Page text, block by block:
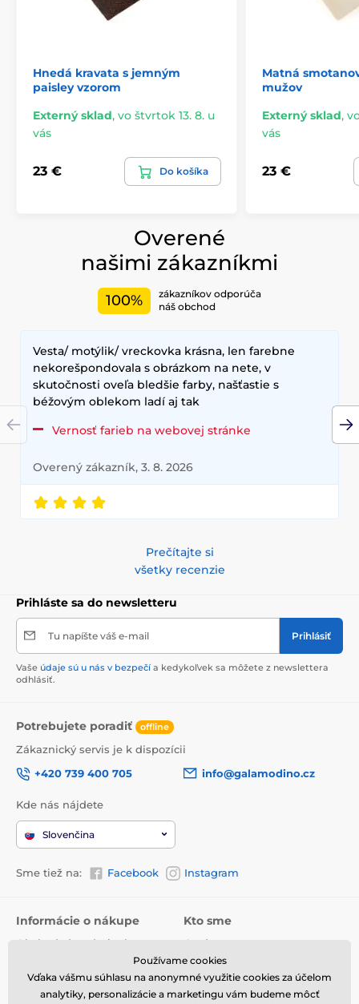
Hnedá kravata s jemným
paisley vzorom
Externý sklad, vo štvrtok 13. 8. u
vás
23 € Do košíka
Matná
mužov
Externý sklad,
vás
23 €
Overené
našimi zákazníkmi
100%
zákazníkov odporúča
náš obchod
Vesta/ motýlik/ vreckovka krásna, len farebne
nekorešpondovala s obrázkom na nete, v
skutočnosti oveľa bledšie farby, našťastie s
béžovým oblekom ladí aj tak
Vernosť farieb na webovej stránke
Overený zákazník, 3. 8. 2026
Prečítajte si
všetky recenzie
Prihláste sa do newsletteru
Tu napíšte váš e-mail Prihlásiť
Vaše údaje sú u nás v bezpečí a kedykoľvek sa môžete z newslettera
odhlásiť.
Potrebujete poradiť offline
Zákaznický servis je k dispozícii
+420 739 400 705
info@galamodino.cz
Kde nás nájdete
Slovenčina
Sme tiež na: Facebook Instagram
Informácie o nákupe
Obchodné podmienky
Vrátenie tovaru a reklamácie
Kto sme
O nás
Kontaktné údaje
Ochrana osobných údajov
Používame cookies
Vďaka vášmu súhlasu na anonymné využitie cookies za účelom
analytiky, personalizácie a marketingu vám budeme môcť